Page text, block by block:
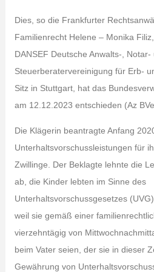
Dies, so die Frankfurter
Familienrecht Helene – Monika
DANSEF Deutsche Anwalts-, Notar-
Steuerberatervereinigung für Erb-
Sitz in Stuttgart, hat das
am 12.12.2023 entschieden (Az
Die Klägerin beantragte Anfang
Unterhaltsvorschussleistungen für
Zwillinge. Der Beklagte lehnte die
ab, die Kinder lebten im Sinne des
Unterhaltsvorschussgesetzes
weil sie gemäß einer
vierzehntägig von
beim Vater seien, der sie in dieser
Gewährung von